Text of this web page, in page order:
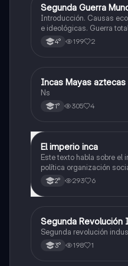
Historia
Segunda Guerra
Introducción. Causas
e ideológicas. Guerra
Tensiones en europa.
4° 199 2
Historia
Incas Mayas aztecas
Ns
1° 305 4
Historia
El imperio inca
Este texto habla sobre el
política organización
económica su y
2° 293 6
Historia
Segunda Revolución
Segunda revolución
3° 198 1